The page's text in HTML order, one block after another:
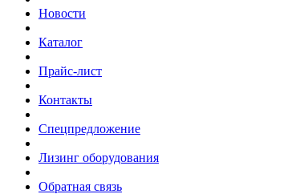
Новости
Каталог
Прайс-лист
Контакты
Спецпредложение
Лизинг оборудования
Обратная связь